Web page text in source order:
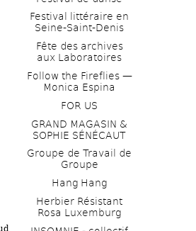
Festival littéraire en
Seine-Saint-Denis
Fête des archives
aux Laboratoires
Follow the Fireflies —
Monica Espina
FOR US
GRAND MAGASIN &
SOPHIE SÉNÉCAUT
Groupe de Travail de
Groupe
Hang Hang
Herbier Résistant
Rosa Luxemburg